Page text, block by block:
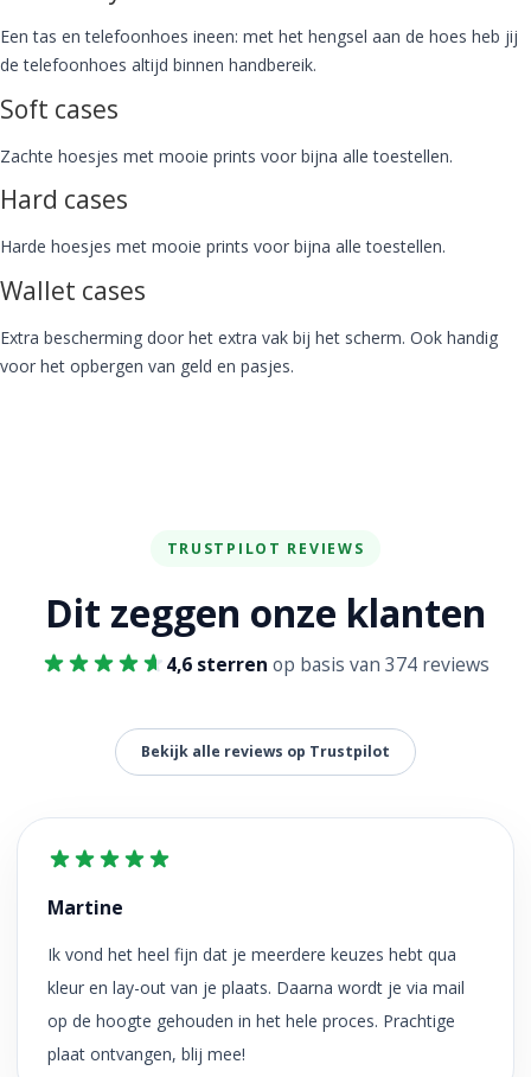
Een tas en telefoonhoes ineen: met het hengsel aan de hoes heb jij
de telefoonhoes altijd binnen handbereik.
Soft cases
Zachte hoesjes met mooie prints voor bijna alle toestellen.
Hard cases
Harde hoesjes met mooie prints voor bijna alle toestellen.
Wallet cases
Extra bescherming door het extra vak bij het scherm. Ook handig
voor het opbergen van geld en pasjes.
TRUSTPILOT REVIEWS
Dit zeggen onze klanten
4,6 sterren op basis van 374 reviews
Bekijk alle reviews op Trustpilot
Martine
Ik vond het heel fijn dat je meerdere keuzes hebt qua
kleur en lay-out van je plaats. Daarna wordt je via mail
op de hoogte gehouden in het hele proces. Prachtige
plaat ontvangen, blij mee!